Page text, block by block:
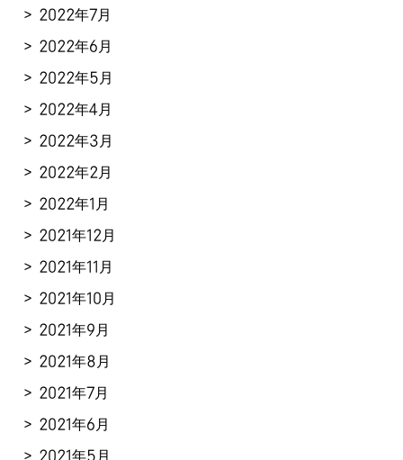
2022年7月
2022年6月
2022年5月
2022年4月
2022年3月
2022年2月
2022年1月
2021年12月
2021年11月
2021年10月
2021年9月
2021年8月
2021年7月
2021年6月
2021年5月